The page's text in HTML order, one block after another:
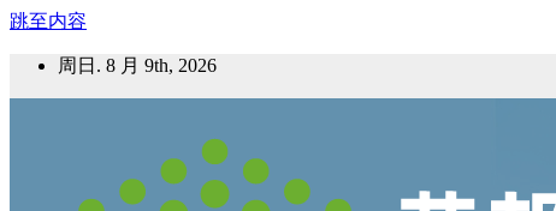
跳至内容
周日. 8 月 9th, 2026